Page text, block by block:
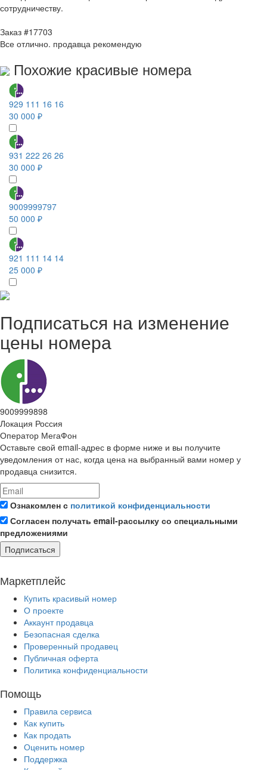
сотрудничеству.
Заказ #17703
Все отлично. продавца рекомендую
Похожие красивые номера
929 111 16 16
30 000 ₽
931 222 26 26
30 000 ₽
9009999797
50 000 ₽
921 111 14 14
25 000 ₽
Подписаться на изменение
цены номера
9009999898
Локация Россия
Оператор МегаФон
Оставьте свой email-адрес в форме ниже и вы получите
уведомления от нас, когда цена на выбранный вами номер у
продавца снизится.
Ознакомлен с политикой конфиденциальности
Согласен получать email-рассылку со специальными
предложениями
Подписаться
Маркетплейс
Купить красивый номер
О проекте
Аккаунт продавца
Безопасная сделка
Проверенный продавец
Публичная оферта
Политика конфиденциальности
Помощь
Правила сервиса
Как купить
Как продать
Оценить номер
Поддержка